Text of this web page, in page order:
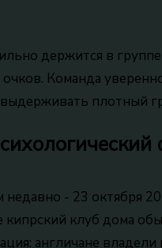
держится в
Команда
плотный
- 23 октября
клуб дома
англичане